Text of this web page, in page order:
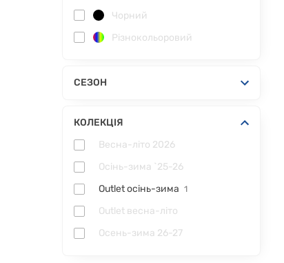
Чорний
Різнокольоровий
СЕЗОН
КОЛЕКЦІЯ
Весна-літо 2026
Осінь-зима `25-26
Outlet осінь-зима 1
Outlet весна-літо
Осень-зима 26-27